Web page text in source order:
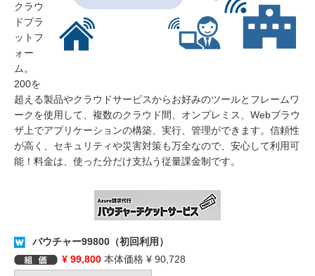
クラウ
ドプラ
ットフ
ォー
ム。
200を
超える製品やクラウドサービスからお好みのツールとフレームワ
ークを使用して、複数のクラウド間、オンプレミス、Webブラウ
ザ上でアプリケーションの構築、実行、管理ができます。信頼性
が高く、セキュリティや災害対策も万全なので、安心して利用可
能！料金は、使った分だけ支払う従量課金制です。
バウチャー99800（初回利用）
¥ 99,800 本体価格 ¥ 90,728